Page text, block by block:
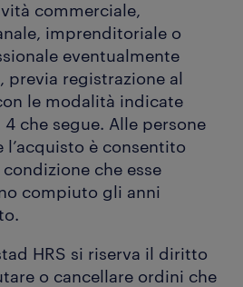
commerciale,
imprenditoriale o
eventualmente
previa registrazione al
le modalità indicate
4 che segue. Alle persone
l’acquisto è consentito
condizione che esse
compiuto gli anni
HRS si riserva il diritto
o cancellare ordini che